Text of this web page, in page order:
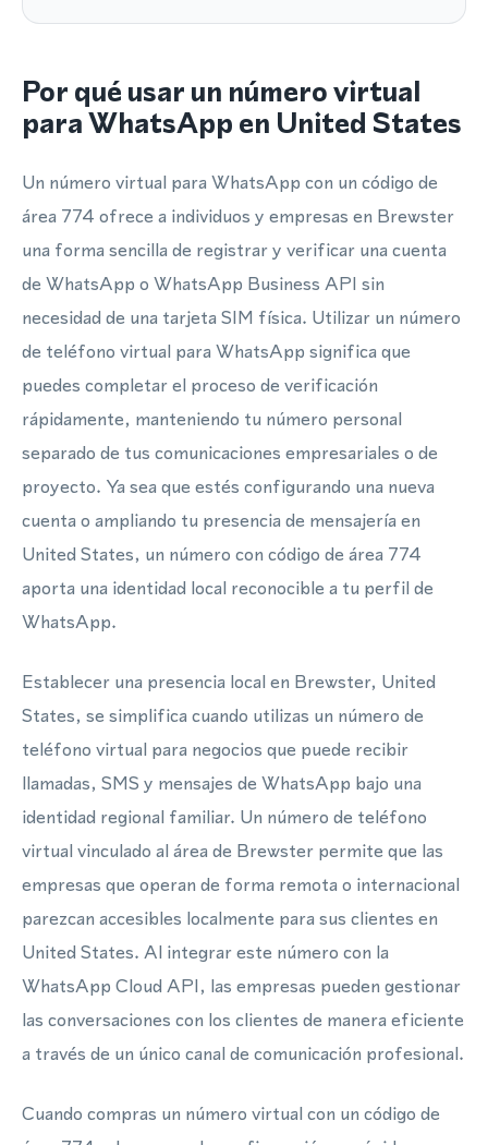
Por qué usar un número virtual
para WhatsApp en United States
Un número virtual para WhatsApp con un código de
área 774 ofrece a individuos y empresas en Brewster
una forma sencilla de registrar y verificar una cuenta
de WhatsApp o WhatsApp Business API sin
necesidad de una tarjeta SIM física. Utilizar un número
de teléfono virtual para WhatsApp significa que
puedes completar el proceso de verificación
rápidamente, manteniendo tu número personal
separado de tus comunicaciones empresariales o de
proyecto. Ya sea que estés configurando una nueva
cuenta o ampliando tu presencia de mensajería en
United States, un número con código de área 774
aporta una identidad local reconocible a tu perfil de
WhatsApp.
Establecer una presencia local en Brewster, United
States, se simplifica cuando utilizas un número de
teléfono virtual para negocios que puede recibir
llamadas, SMS y mensajes de WhatsApp bajo una
identidad regional familiar. Un número de teléfono
virtual vinculado al área de Brewster permite que las
empresas que operan de forma remota o internacional
parezcan accesibles localmente para sus clientes en
United States. Al integrar este número con la
WhatsApp Cloud API, las empresas pueden gestionar
las conversaciones con los clientes de manera eficiente
a través de un único canal de comunicación profesional.
Cuando compras un número virtual con un código de